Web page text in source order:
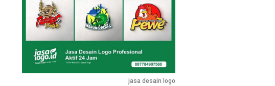
jasa desain logo